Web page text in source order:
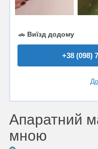
🚗 Виїзд додому
+38 (098)
Апаратний
мною